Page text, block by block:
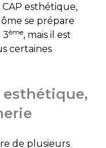
esthétique,
se prépare
3ème, mais il est
certaines
esthétique,
de plusieurs